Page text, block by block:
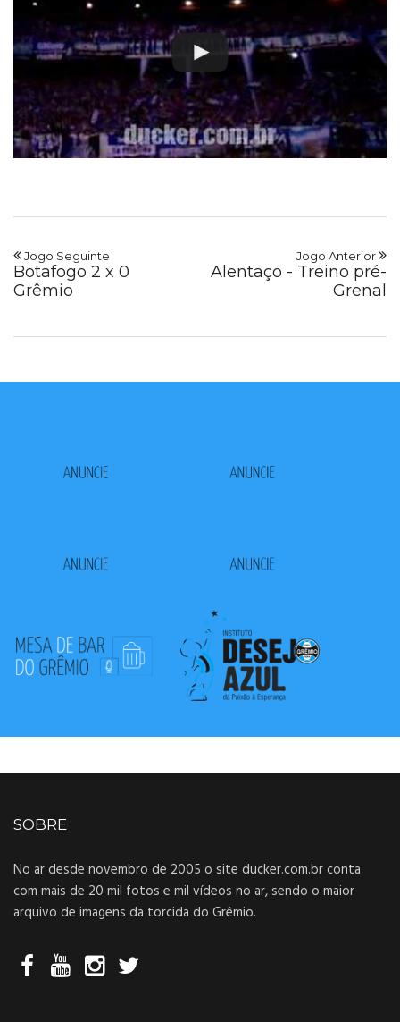
Jogo Seguinte
Botafogo 2 x 0
Grêmio
Jogo Anterior
Alentaço - Treino pré-
Grenal
SOBRE
No ar desde novembro de 2005 o site ducker.com.br conta
com mais de 20 mil fotos e mil vídeos no ar, sendo o maior
arquivo de imagens da torcida do Grêmio.